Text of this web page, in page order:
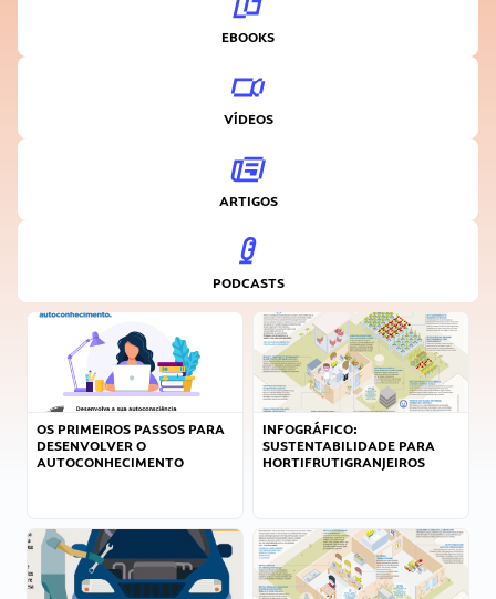
EBOOKS
VÍDEOS
ARTIGOS
PODCASTS
OS PRIMEIROS PASSOS PARA
DESENVOLVER O
AUTOCONHECIMENTO
INFOGRÁFICO:
SUSTENTABILIDADE PARA
HORTIFRUTIGRANJEIROS